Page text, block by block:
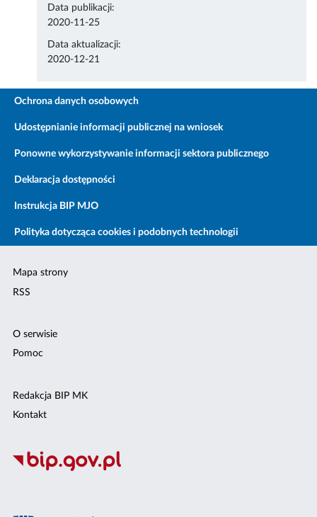
Data publikacji:
2020-11-25
Data aktualizacji:
2020-12-21
Ochrona danych osobowych
Udostępnianie informacji publicznej na wniosek
Ponowne wykorzystywanie informacji sektora publicznego
Deklaracja dostępności
Instrukcja BIP MJO
Polityka dotycząca cookies i podobnych technologii
Mapa strony
RSS
O serwisie
Pomoc
Redakcja BIP MK
Kontakt